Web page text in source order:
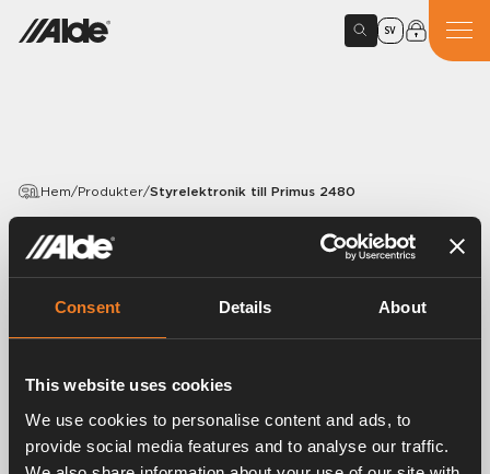
Consent Details About
This website uses cookies
We use cookies to personalise content and ads, to
provide social media features and to analyse our traffic.
SV
Hem/Produkter/Styrelektronik till Primus 2480
PRODUKTER
Styrelektronik till Primus
2480
Artikelnummer:0716801
Styrelektronik till Primus 2480.